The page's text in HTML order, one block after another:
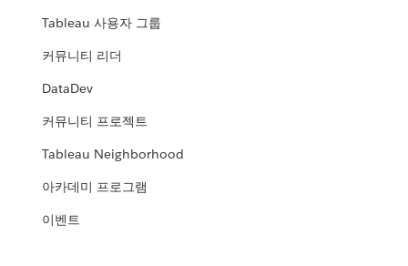
Tableau 사용자 그룹
커뮤니티 리더
DataDev
커뮤니티 프로젝트
Tableau Neighborhood
아카데미 프로그램
이벤트